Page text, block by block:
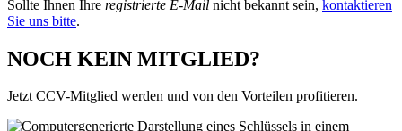
Sollte Ihnen Ihre registrierte E-Mail nicht bekannt sein, kontaktieren
Sie uns bitte.
NOCH KEIN MITGLIED?
Jetzt CCV-Mitglied werden und von den Vorteilen profitieren.